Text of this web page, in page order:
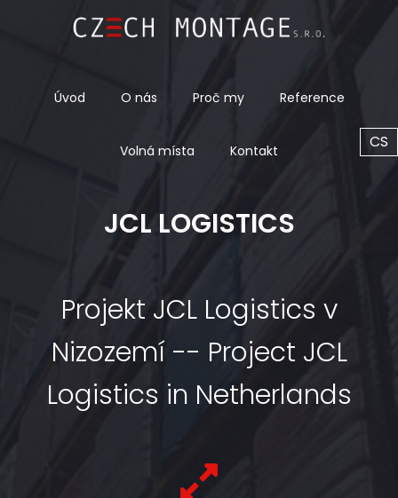
Úvod O nás Proč my Reference
Volná místa Kontakt CS
JCL LOGISTICS
Projekt JCL Logistics v
Nizozemí -- Project JCL
Logistics in Netherlands